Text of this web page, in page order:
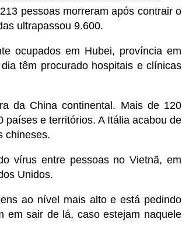
pessoas morreram após contrair o
ultrapassou 9.600.
ocupados em Hubei, província em
têm procurado hospitais e clínicas
da China continental. Mais de 120
e territórios. A Itália acabou de
chineses.
vírus entre pessoas no Vietnã, em
Unidos.
ao nível mais alto e está pedindo
em sair de lá, caso estejam naquele